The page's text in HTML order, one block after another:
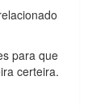
para que
certeira.